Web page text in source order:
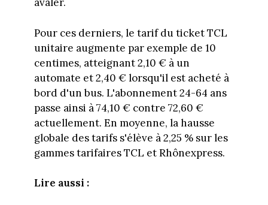
Pour ces derniers, le tarif du ticket TCL
unitaire augmente par exemple de 10
centimes, atteignant 2,10 € à un
automate et 2,40 € lorsqu'il est acheté à
bord d'un bus. L'abonnement 24-64 ans
passe ainsi à 74,10 € contre 72,60 €
actuellement. En moyenne, la hausse
globale des tarifs s'élève à 2,25 % sur les
gammes tarifaires TCL et Rhônexpress.
Lire aussi :